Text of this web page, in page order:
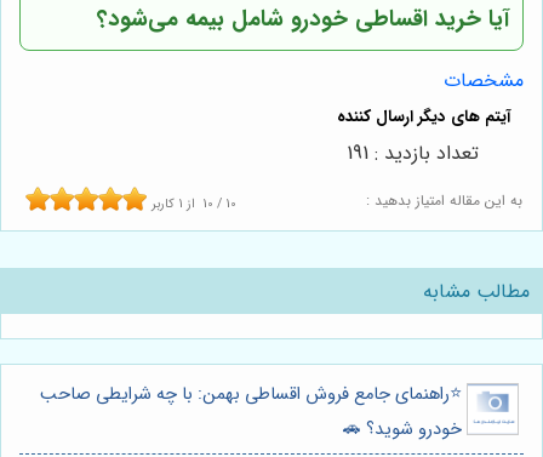
آیا خرید اقساطی خودرو شامل بیمه می‌شود؟
مشخصات
به این مقاله امتیاز بدهید : 10 / 10 از 1 کاربر
تعداد بازدید : 191
مطالب مشابه
⭐️راهنمای جامع فروش اقساطی بهمن: با چه شرایطی صاحب
خودرو شوید؟ 🚗